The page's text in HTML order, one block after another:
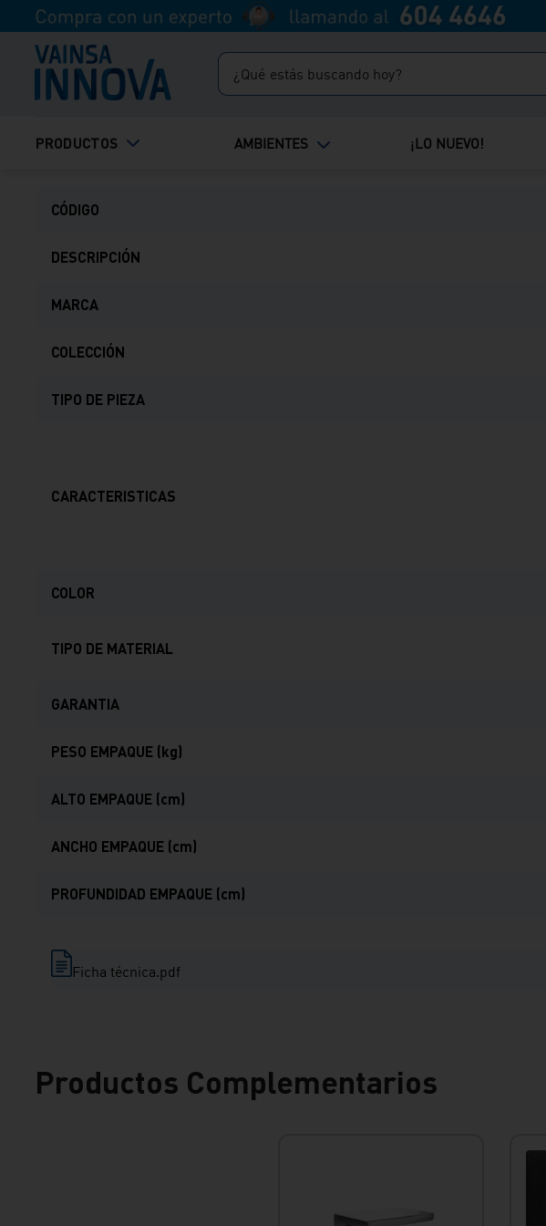
¿Qué estás buscando hoy?
PRODUCTOS AMBIENTES ¡LO NUEVO!
recíbelo HOY.
CÓDIGO
DESCRIPCIÓN
MARCA
COLECCIÓN
TIPO DE PIEZA
CARACTERISTICAS
COLOR
TIPO DE MATERIAL
GARANTIA
PESO EMPAQUE (kg)
ALTO EMPAQUE (cm)
ANCHO EMPAQUE (cm)
PROFUNDIDAD EMPAQUE (cm)
Ficha técnica.pdf
Productos Complementarios
ducha
bali